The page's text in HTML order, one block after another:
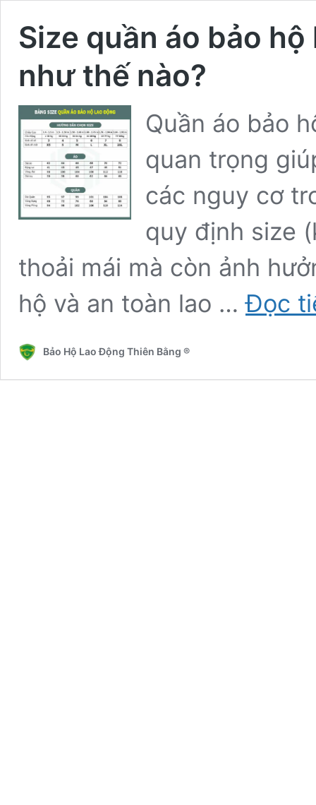
Size quần áo bảo
như thế nào?
Quần áo bảo
quan trọng
các nguy cơ
quy định size
thoải mái mà còn ảnh
hộ và an toàn lao …Đọc
Bảo Hộ Lao Động Thiên Bằng ®